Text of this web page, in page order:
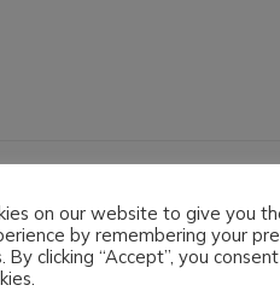
on our website to give you
by remembering your
By clicking “Accept”, you